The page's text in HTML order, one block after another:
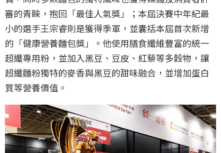
審的青睞，抱回「最佳人氣獎」；本屆決賽中年紀最
小的選手王宗睿則是獲得季軍，並囊括本屆首次新增
的「健康營養麵包獎」。他使用膳食纖維豐富的統一
超纖專用粉，並加入黑豆、豆皮、紅藜等多穀物，讓
超纖麵粉獨特的麥香與黑豆的甜味融合，並增加蛋白
質等營養價值。